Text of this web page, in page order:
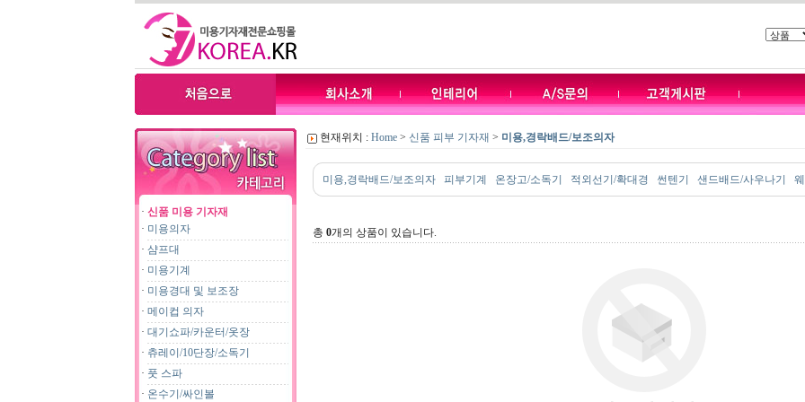
· 신품 미용 기자재
· 미용의자
· 샴프대
· 미용기계
· 미용경대 및 보조장
· 메이컵 의자
· 대기쇼파/카운터/옷장
· 츄레이/10단장/소독기
· 풋 스파
· 온수기/싸인볼
현재위치 : Home> 신품 피부 기자재 > 미용,경락배드/보조의자
미용,경락배드/보조의자 피부기계 온장고/소독기 적외선기/확대경 썬텐기 샌드배드/사우나기
총 0개의 상품이 있습니다.